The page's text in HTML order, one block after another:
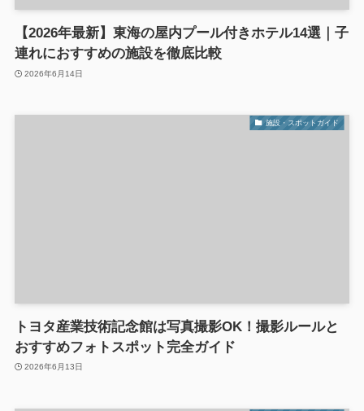
【2026年最新】東海の屋内プール付きホテル14選｜子
連れにおすすめの施設を徹底比較
2026年6月14日
施設・スポットガイド
トヨタ産業技術記念館は写真撮影OK！撮影ルールと
おすすめフォトスポット完全ガイド
2026年6月13日